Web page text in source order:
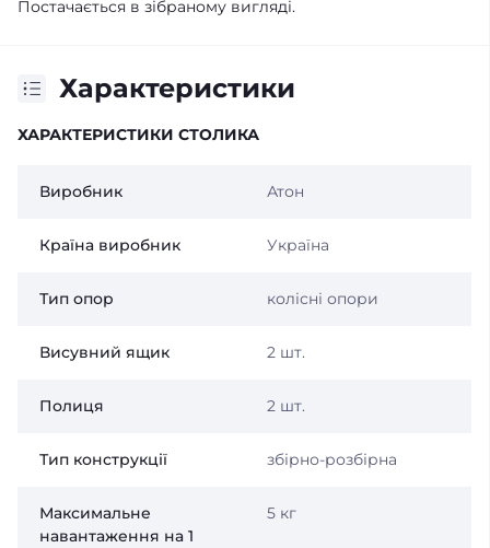
Постачається в зібраному вигляді.
Характеристики
ХАРАКТЕРИСТИКИ СТОЛИКА
Виробник Атон
Країна виробник Україна
Тип опор колісні опори
Висувний ящик 2 шт.
Полиця 2 шт.
Тип конструкції збірно-розбірна
Максимальне
навантаження на 1
5 кг